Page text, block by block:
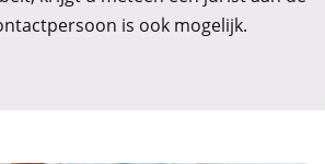
is ook mogelijk.